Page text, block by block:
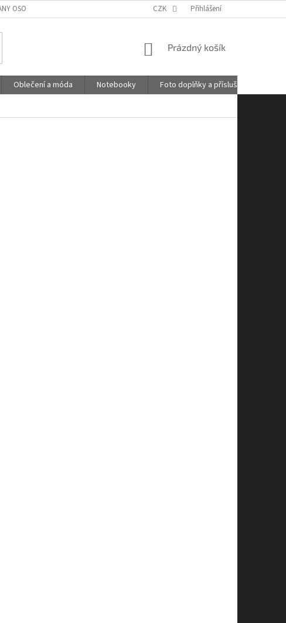
OSOBNÍCH ÚDAJŮ POŠTOVNÉ KONTAKTY
CZK Přihlášení
NÁKUPNÍ
Prázdný košík
Oblečení a móda Notebooky Foto doplňky a příslušenství